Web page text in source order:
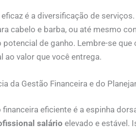
é a diversificação de
cabelo e barba, ou até mesmo
potencial de ganho. Lembre-se que
ao valor que você entrega.
da Gestão Financeira e do
financeira eficiente é a espinha
salário elevado e estável.